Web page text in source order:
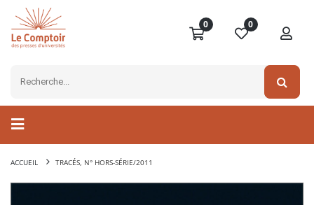
0 0
ACCUEIL TRACÉS, N° HORS-SÉRIE/2011